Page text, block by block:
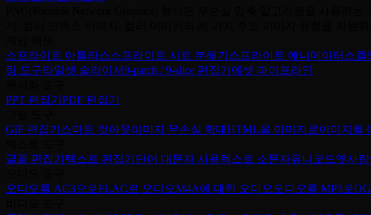
스프라이트 아틀라스스프라이트 시트 분해기 스프라이트 애니메이터 스켈
링 도구타일셋 슬라이서9-patch / 9-slice 편집기 에셋 파이프라인
PPT 편집기 PDF 편집기
GIF 편집기 스마트 컷아웃이미지 무손실 확대HTML을 이미지로이미지를
글꼴 편집기 텍스트 편집기 단어 대문자 사용텍스트 소문자유니코드옛사
오디오를 AC3으로FLAC로 오디오M4A에 대한 오디오 오디오를 MP3로